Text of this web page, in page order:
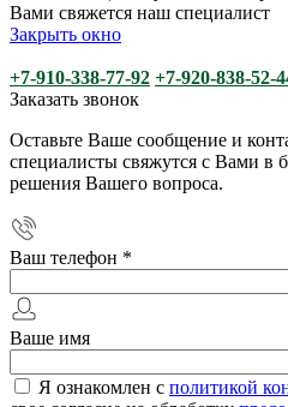
Вами свяжется наш специалист
Закрыть окно
+7-910-338-77-92 +7-920-838-52-
Заказать звонок
Оставьте Ваше сообщение и
специалисты свяжутся с Вами в
решения Вашего вопроса.
Ваш телефон *
Ваше имя
Я ознакомлен с политикой